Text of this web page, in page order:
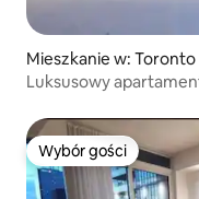
Mieszkanie w: Toronto
Luksusowy
Wybór gości
Wybór gości